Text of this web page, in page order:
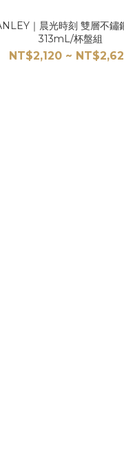
｜晨光時刻 雙層不鏽
313mL/杯盤組
NT$2,120 ~